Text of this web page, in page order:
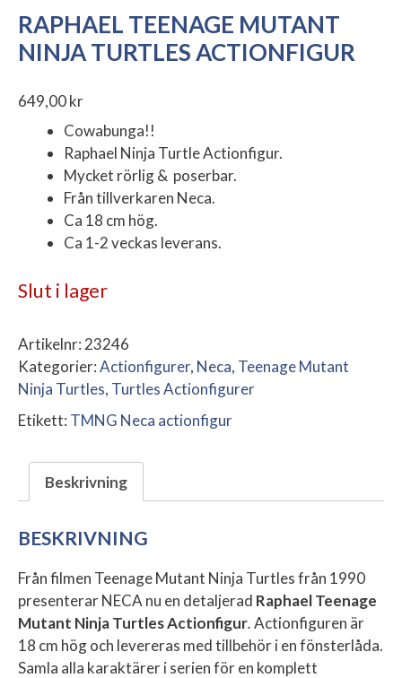
RAPHAEL TEENAGE MUTANT
NINJA TURTLES ACTIONFIGUR
649,00kr
Cowabunga!!
Raphael Ninja Turtle Actionfigur.
Mycket rörlig & poserbar.
Från tillverkaren Neca.
Ca 18 cm hög.
Ca 1-2 veckas leverans.
Slut i lager
Artikelnr:23246
Kategorier:Actionfigurer, Neca, Teenage Mutant
Ninja Turtles, Turtles Actionfigurer
Etikett: TMNG Neca actionfigur
Beskrivning
BESKRIVNING
Från filmen Teenage Mutant Ninja Turtles från 1990
presenterar NECA nu en detaljerad Raphael Teenage
Mutant Ninja Turtles Actionfigur.Actionfiguren är
18 cm hög och levereras med tillbehör i en fönsterlåda.
Samla alla karaktärer i serien för en komplett